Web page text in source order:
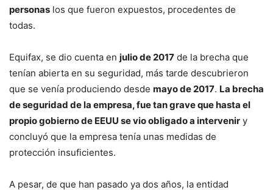
personas los que fueron expuestos, procedentes de
todas.
Equifax, se dio cuenta en julio de 2017 de la brecha que
tenían abierta en su seguridad, más tarde descubrieron
que se venía produciendo desde mayo de 2017. La brecha
de seguridad de la empresa, fue tan grave que hasta el
propio gobierno de EEUU se vio obligado a intervenir y
concluyó que la empresa tenía unas medidas de
protección insuficientes.
A pesar, de que han pasado ya dos años, la entidad